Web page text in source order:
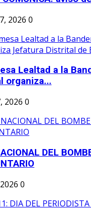
2026 0
Lealtad a la
organiza...
2026 0
DEL
0